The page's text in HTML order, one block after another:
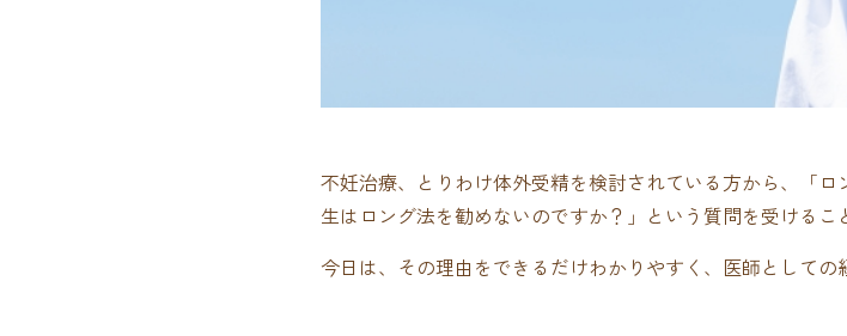
不妊治療、とりわけ体外受精を検討されている方から、「
生はロング法を勧めないのですか？」という質問を受けるこ
今日は、その理由をできるだけわかりやすく、医師としての